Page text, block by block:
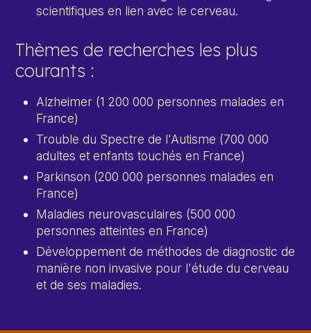
scientifiques en lien avec le cerveau.
Thèmes de recherches les plus
courants :
Alzheimer (1 200 000 personnes malades en
France)
Trouble du Spectre de l'Autisme (700 000
adultes et enfants touchés en France)
Parkinson (200 000 personnes malades en
France)
Maladies neurovasculaires (500 000
personnes atteintes en France)
Développement de méthodes de diagnostic de
manière non invasive pour l'étude du cerveau
et de ses maladies.